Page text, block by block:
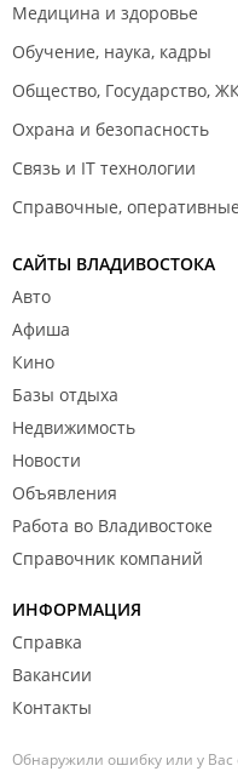
Медицина и здоровье
Обучение, наука, кадры
Общество, Государство,
Охрана и безопасность
Связь и IT технологии
Справочные,
САЙТЫ ВЛАДИВОСТОКА
Авто
Афиша
Кино
Базы отдыха
Недвижимость
Новости
Объявления
Работа во Владивостоке
Справочник компаний
ИНФОРМАЦИЯ
Справка
Вакансии
Контакты
Обнаружили ошибку или у Вас